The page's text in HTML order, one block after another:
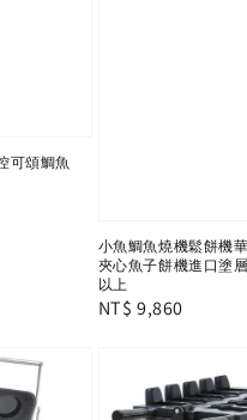
可頌鯛魚
小魚鯛魚燒機鬆餅機
夾心魚子餅機進口塗
以上
Regular
NT$ 9,860